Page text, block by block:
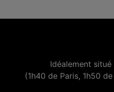
Idéalement
(1h40 de Paris, 1h50